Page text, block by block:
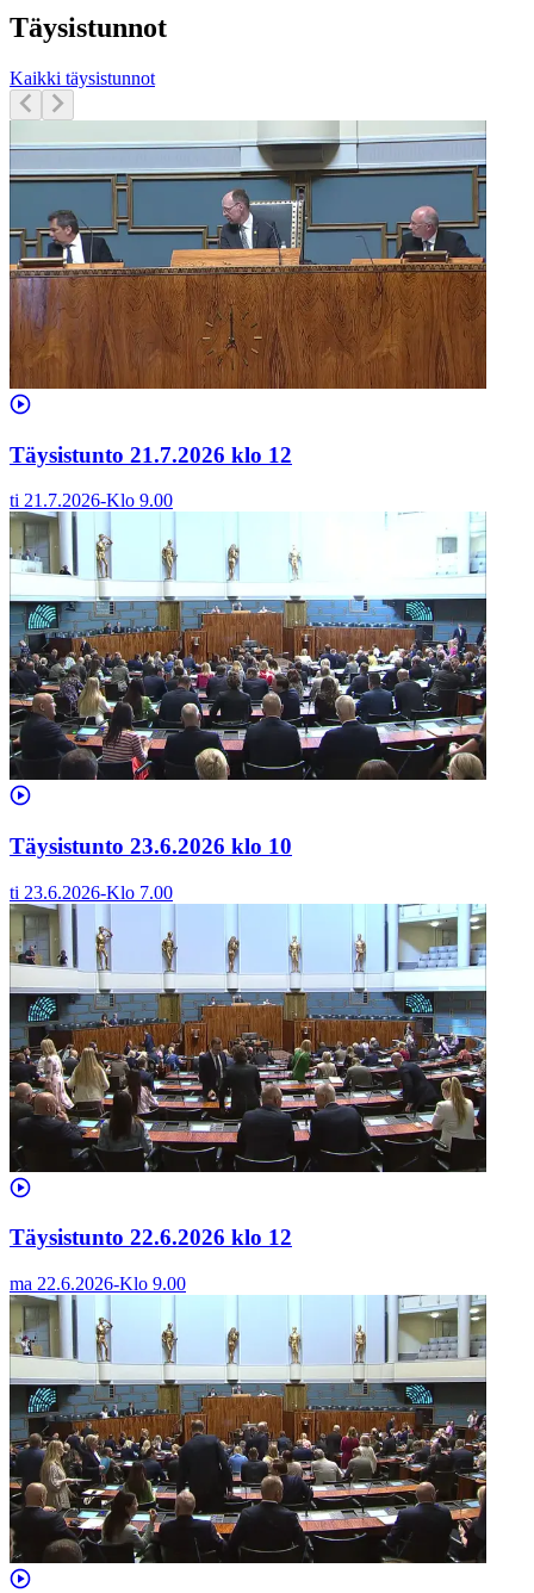
Täysistunnot
Kaikki täysistunnot
Täysistunto 21.7.2026 klo 12
ti 21.7.2026-Klo 9.00
Täysistunto 23.6.2026 klo 10
ti 23.6.2026-Klo 7.00
Täysistunto 22.6.2026 klo 12
ma 22.6.2026-Klo 9.00